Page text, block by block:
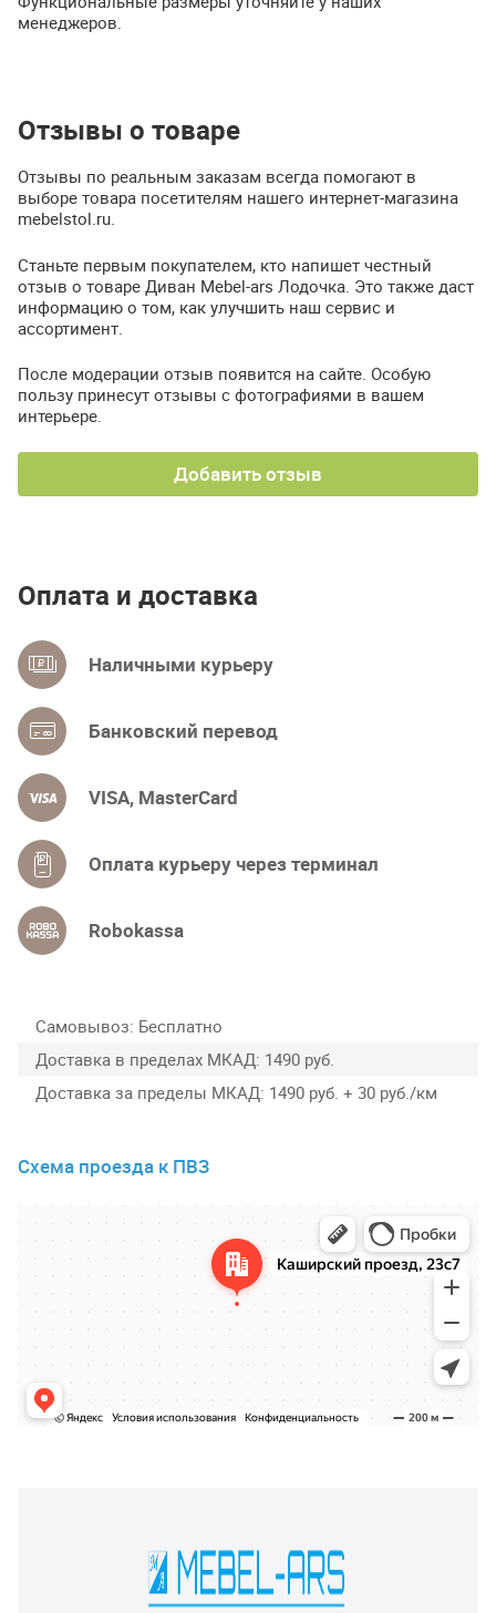
менеджеров.
Отзывы о товаре
Отзывы по реальным заказам всегда помогают в
выборе товара посетителям нашего интернет-магазина
mebelstol.ru.
Станьте первым покупателем, кто напишет честный
отзыв о товаре Диван Mebel-ars Лодочка. Это также даст
информацию о том, как улучшить наш сервис и
ассортимент.
После модерации отзыв появится на сайте. Особую
пользу принесут отзывы с фотографиями в вашем
интерьере.
Добавить отзыв
Оплата и доставка
Наличными курьеру
Банковский перевод
VISA, MasterCard
Оплата курьеру через терминал
Robokassa
Самовывоз Бесплатно
Доставка в пределах МКАД 1490 руб.
Доставка за пределы МКАД 1490 руб. + 30 руб./км
Схема проезда к ПВЗ